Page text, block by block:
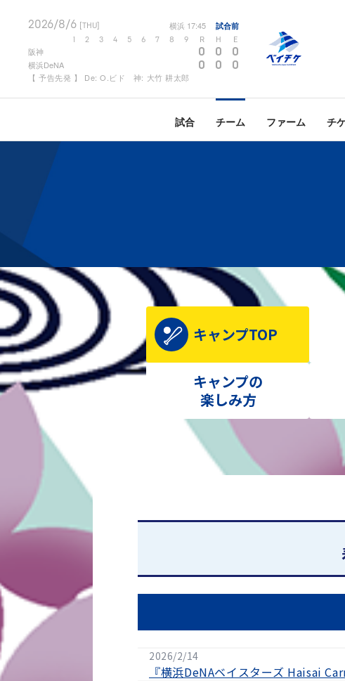
2026/8/6 [THU] 横浜 17:45 試合前
2 3 4 5 6 7 8 9 R H E
阪神 0 0 0
横浜DeNA 0 0 0
【 予告先発 】 De: O.ビド 神: 大竹 耕太郎
試合 チーム ファーム チ
キャンプTOP
キャンプの
楽しみ方
2026/2/14
『横浜DeNAベイスターズ Haisai